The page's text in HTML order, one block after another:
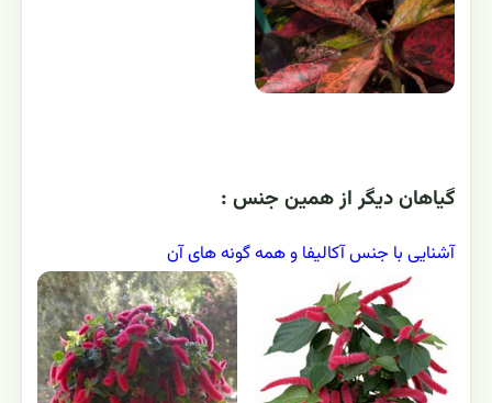
گياهان ديگر از همين جنس :
آشنایی با جنس آکالیفا و همه گونه های آن